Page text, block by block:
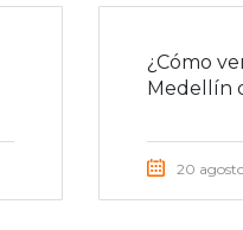
¿Cómo
Medellín
20